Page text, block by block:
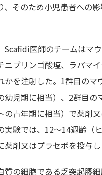
、そのため小児患者への
Scafidi医師のチームはマ
ニブリンゴ酸塩、ラパマ
かを注射した。1群目のマ
幼児期に相当）、2群目の
の青年期に相当）で薬剤
実験では、12～14週齢（
薬剤又はプラセボを投与し
質の細胞である乏突起膠